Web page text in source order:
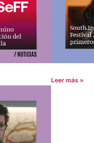
Leer más »